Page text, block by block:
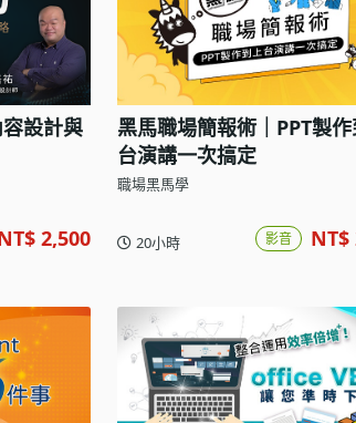
設計與
2,500
黑馬職場簡報術｜PPT製
台演講一次搞定
職場黑馬學
20小時 影音 NT$